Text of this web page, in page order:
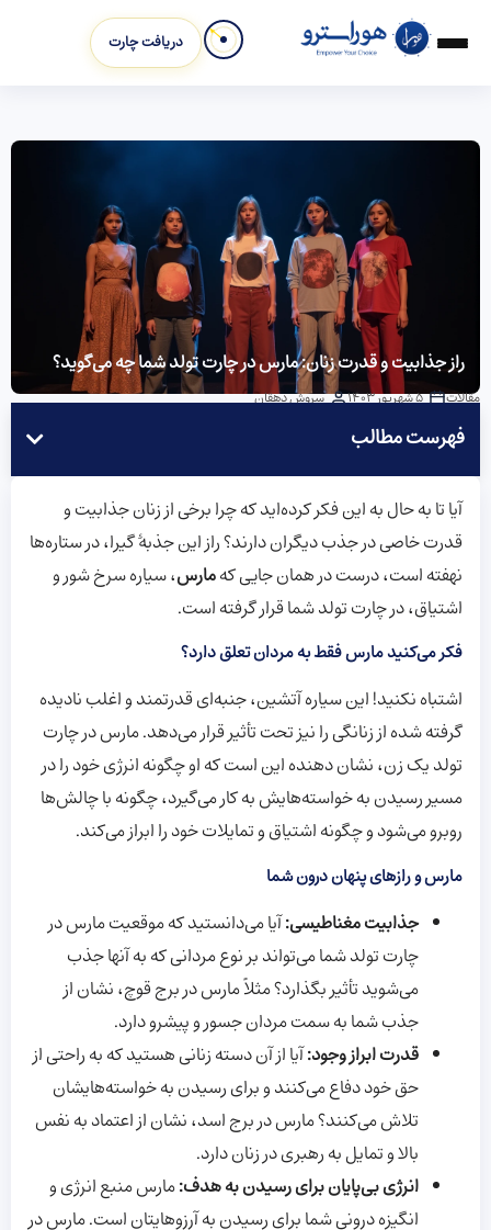
دریافت چارت
راز جذابیت و قدرت زنان: مارس در چارت تولد شما چه می‌گوید؟
مقالات 5 شهریور 1403 سروش دهقان
فهرست مطالب
آیا تا به حال به این فکر کرده‌اید که چرا برخی از زنان جذابیت و
قدرت خاصی در جذب دیگران دارند؟ راز این جذبۀ گیرا، در ستاره‌ها
نهفته است، درست در همان جایی کهمارس، سیاره سرخ شور و
اشتیاق، در چارت تولد شما قرار گرفته است.
فکر می‌کنید مارس فقط به مردان تعلق دارد؟
اشتباه نکنید! این سیاره آتشین، جنبه‌ای قدرتمند و اغلب نادیده
گرفته شده از زنانگی را نیز تحت تأثیر قرار می‌دهد. مارس در چارت
تولد یک زن، نشان دهنده این است که او چگونه انرژی خود را در
مسیر رسیدن به خواسته‌هایش به کار می‌گیرد، چگونه با چالش‌ها
روبرو می‌شود و چگونه اشتیاق و تمایلات خود را ابراز می‌کند.
مارس و رازهای پنهان درون شما
جذابیت مغناطیسی:آیا می‌دانستید که موقعیت مارس در
چارت تولد شما می‌تواند بر نوع مردانی که به آنها جذب
می‌شوید تأثیر بگذارد؟ مثلاً مارس در برج قوچ، نشان از
جذب شما به سمت مردان جسور و پیشرو دارد.
قدرت ابراز وجود:آیا از آن دسته زنانی هستید که به راحتی از
حق خود دفاع می‌کنند و برای رسیدن به خواسته‌هایشان
تلاش می‌کنند؟ مارس در برج اسد، نشان از اعتماد به نفس
بالا و تمایل به رهبری در زنان دارد.
انرژی بی‌پایان برای رسیدن به هدف:مارس منبع انرژی و
انگیزه درونی شما برای رسیدن به آرزوهایتان است. مارس در